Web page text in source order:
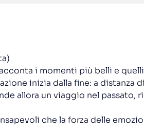
i momenti più belli e
inizia dalla fine: a distanza
allora un viaggio nel
che la forza delle